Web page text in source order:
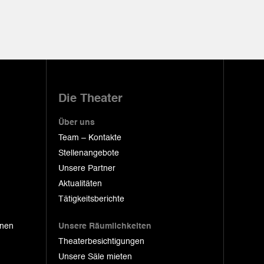
Die Theater
Über uns
Team – Kontakte
Stellenangebote
Unsere Partner
Aktualitäten
Tätigkeitsberichte
Unsere Räumlichkeiten
Theaterbesichtigungen
Unsere Säle mieten